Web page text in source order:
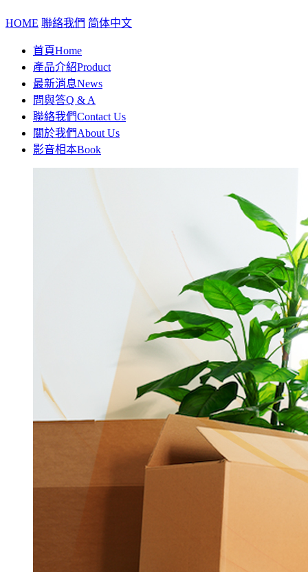
HOME 聯絡我們 简体中文
首頁Home
產品介紹Product
最新消息News
問與答Q & A
聯絡我們Contact Us
關於我們About Us
影音相本Book